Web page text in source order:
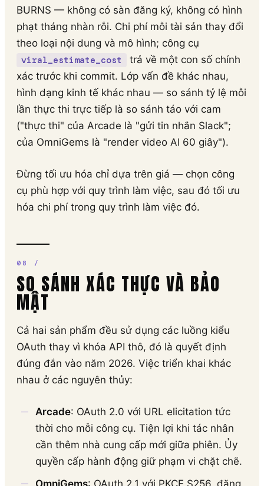
BURNS — không có sàn đăng ký, không có hình
phạt tháng nhàn rỗi. Chi phí mỗi tài sản thay đổi
theo loại nội dung và mô hình; công cụ
viral_estimate_cost
trả về một con số chính
xác trước khi commit. Lớp vấn đề khác nhau,
hình dạng kinh tế khác nhau — so sánh tỷ lệ mỗi
lần thực thi trực tiếp là so sánh táo với cam
("thực thi" của Arcade là "gửi tin nhắn Slack";
của OmniGems là "render video AI 60 giây").
Đừng tối ưu hóa chỉ dựa trên giá — chọn công
cụ phù hợp với quy trình làm việc, sau đó tối ưu
hóa chi phí trong quy trình làm việc đó.
SO SÁNH XÁC THỰC VÀ BẢO
MẬT
Cả hai sản phẩm đều sử dụng các luồng kiểu
OAuth thay vì khóa API thô, đó là quyết định
đúng đắn vào năm 2026. Việc triển khai khác
nhau ở các nguyên thủy:
Arcade: OAuth 2.0 với URL elicitation tức
thời cho mỗi công cụ. Tiện lợi khi tác nhân
cần thêm nhà cung cấp mới giữa phiên. Ủy
quyền cấp hành động giữ phạm vi chặt chẽ.
OmniGems: OAuth 2.1 với PKCE S256, đăng